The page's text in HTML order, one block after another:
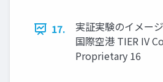
17.
実証実験のイメー
国際空港 TIER IV
Proprietary 16